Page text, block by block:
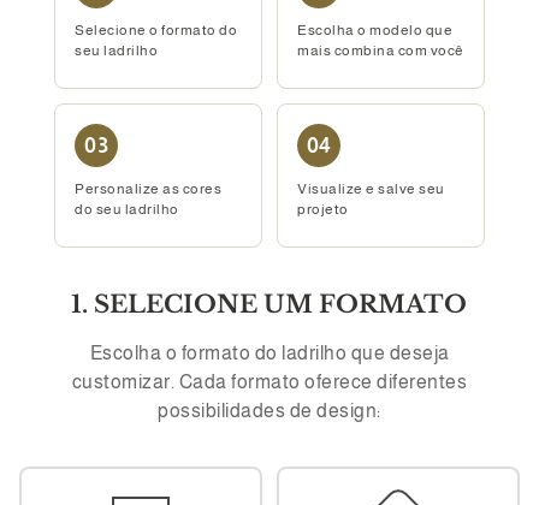
Selecione o formato do
seu ladrilho
Escolha o modelo que
mais combina com você
03
Personalize as cores
do seu ladrilho
04
Visualize e salve seu
projeto
1. SELECIONE UM FORMATO
Escolha o formato do ladrilho que deseja
customizar. Cada formato oferece diferentes
possibilidades de design: